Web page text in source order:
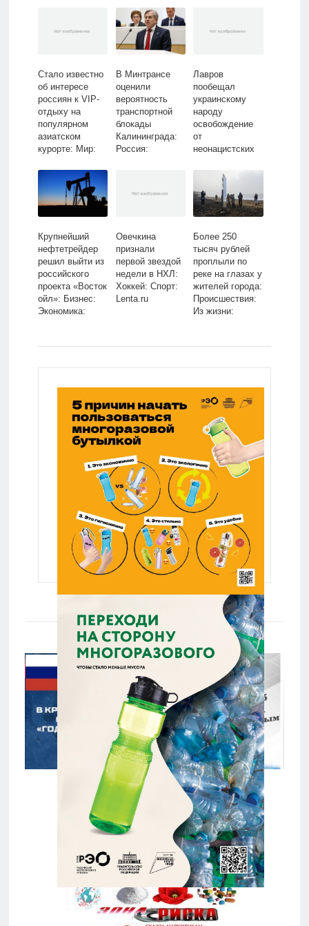
Стало известно
об интересе
россиян к VIP-
отдыху на
популярном
азиатском
курорте: Мир:
Lenta.ru
В Минтрансе
оценили
вероятность
транспортной
блокады
Калининграда:
Россия:
Лавров
пообещал
украинскому
народу
освобождение
от
неонацистских
Политика: Мир:
Lenta.ru
Крупнейший
нефтетрейдер
решил выйти из
российского
проекта «Восток
ойл»: Бизнес:
Экономика:
Овечкина
признали
первой звездой
недели в НХЛ:
Хоккей: Спорт:
Lenta.ru
Более 250
тысяч рублей
проплыли по
реке на глазах у
жителей города:
Происшествия:
Из жизни: